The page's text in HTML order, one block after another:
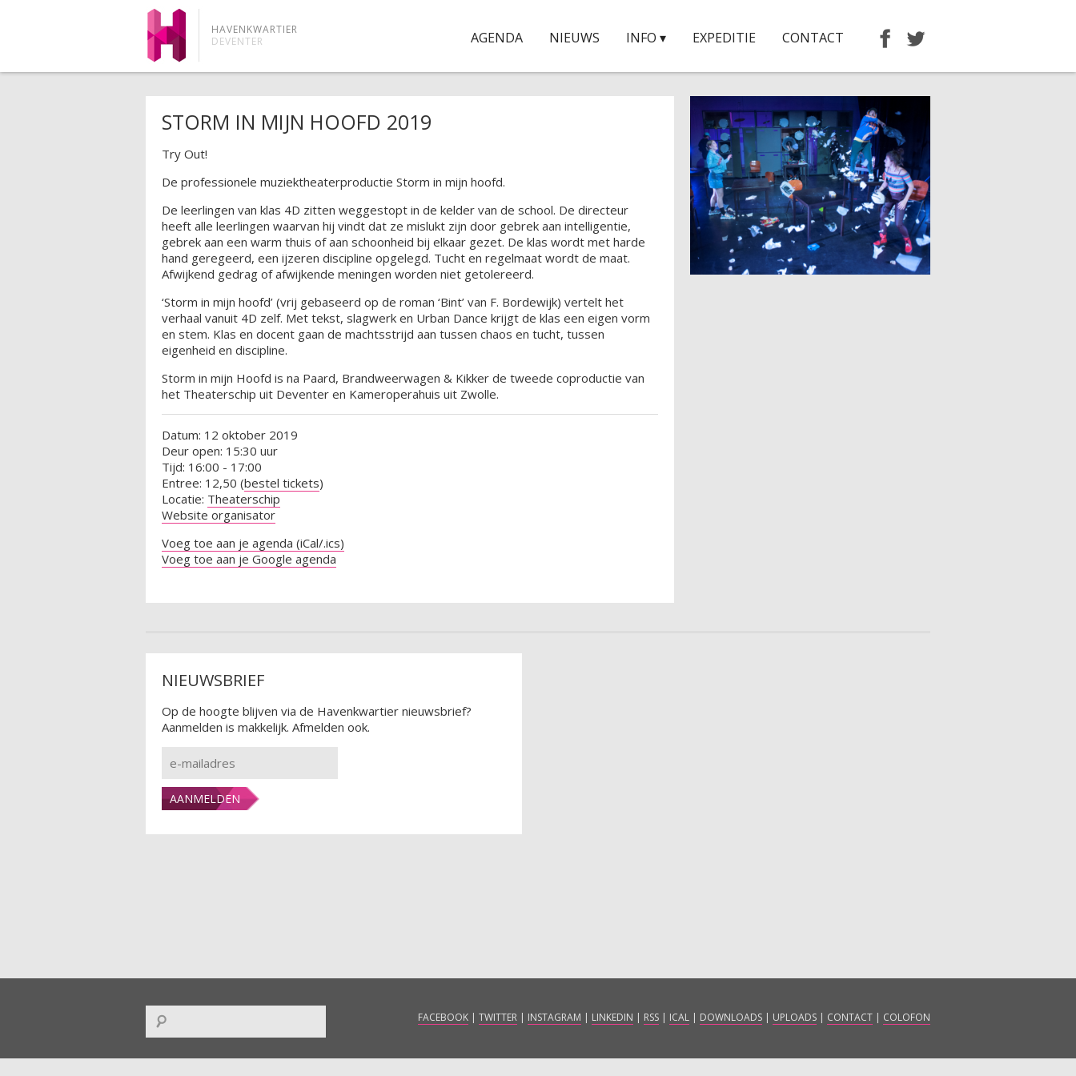
HAVENKWARTIER
DEVENTER
AGENDA NIEUWS INFO ▾ EXPEDITIE CONTACT
STORM IN MIJN HOOFD 2019
Try Out!
De professionele muziektheaterproductie Storm in mijn hoofd.
De leerlingen van klas 4D zitten weggestopt in de kelder van de school. De directeur
heeft alle leerlingen waarvan hij vindt dat ze mislukt zijn door gebrek aan intelligentie,
gebrek aan een warm thuis of aan schoonheid bij elkaar gezet. De klas wordt met harde
hand geregeerd, een ijzeren discipline opgelegd. Tucht en regelmaat wordt de maat.
Afwijkend gedrag of afwijkende meningen worden niet getolereerd.
‘Storm in mijn hoofd’ (vrij gebaseerd op de roman ‘Bint’ van F. Bordewijk) vertelt het
verhaal vanuit 4D zelf. Met tekst, slagwerk en Urban Dance krijgt de klas een eigen vorm
en stem. Klas en docent gaan de machtsstrijd aan tussen chaos en tucht, tussen
eigenheid en discipline.
Storm in mijn Hoofd is na Paard, Brandweerwagen & Kikker de tweede coproductie van
het Theaterschip uit Deventer en Kameroperahuis uit Zwolle.
Datum: 12 oktober 2019
Deur open: 15:30 uur
Tijd: 16:00 - 17:00
Entree: 12,50 (bestel tickets)
Locatie: Theaterschip
Website organisator
Voeg toe aan je agenda (iCal/.ics)
Voeg toe aan je Google agenda
NIEUWSBRIEF
Op de hoogte blijven via de Havenkwartier nieuwsbrief?
Aanmelden is makkelijk. Afmelden ook.
FACEBOOK | TWITTER | INSTAGRAM | LINKEDIN | RSS | ICAL | DOWNLOADS | UPLOADS | CONTACT | COLOFON